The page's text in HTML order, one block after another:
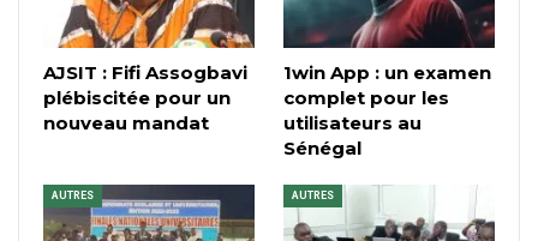
AJSIT : Fifi Assogbavi
plébiscitée pour un
nouveau mandat
1win App : un examen
complet pour les
utilisateurs au
Sénégal
AUTRES AUTRES